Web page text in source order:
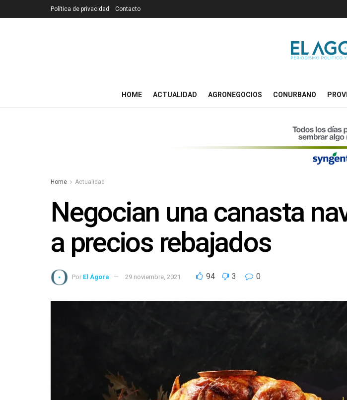
Política de privacidad Contacto
HOME ACTUALIDAD AGRONEGOCIOS CONURBANO
Home Actualidad
Negocian una canasta
a precios rebajados
Por El Ágora 29 noviembre, 2021 94 3 0